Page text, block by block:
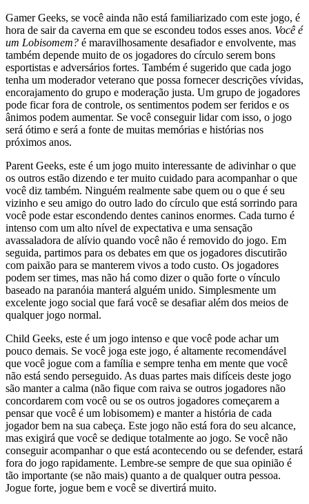
Gamer Geeks, se você ainda não está familiarizado com este jogo, é
hora de sair da caverna em que se escondeu todos esses anos. Você é
um Lobisomem? é maravilhosamente desafiador e envolvente, mas
também depende muito de os jogadores do círculo serem bons
esportistas e adversários fortes. Também é sugerido que cada jogo
tenha um moderador veterano que possa fornecer descrições vívidas,
encorajamento do grupo e moderação justa. Um grupo de jogadores
pode ficar fora de controle, os sentimentos podem ser feridos e os
ânimos podem aumentar. Se você conseguir lidar com isso, o jogo
será ótimo e será a fonte de muitas memórias e histórias nos
próximos anos.
Parent Geeks, este é um jogo muito interessante de adivinhar o que
os outros estão dizendo e ter muito cuidado para acompanhar o que
você diz também. Ninguém realmente sabe quem ou o que é seu
vizinho e seu amigo do outro lado do círculo que está sorrindo para
você pode estar escondendo dentes caninos enormes. Cada turno é
intenso com um alto nível de expectativa e uma sensação
avassaladora de alívio quando você não é removido do jogo. Em
seguida, partimos para os debates em que os jogadores discutirão
com paixão para se manterem vivos a todo custo. Os jogadores
podem ser times, mas não há como dizer o quão forte o vínculo
baseado na paranóia manterá alguém unido. Simplesmente um
excelente jogo social que fará você se desafiar além dos meios de
qualquer jogo normal.
Child Geeks, este é um jogo intenso e que você pode achar um
pouco demais. Se você joga este jogo, é altamente recomendável
que você jogue com a família e sempre tenha em mente que você
não está sendo perseguido. As duas partes mais difíceis deste jogo
são manter a calma (não fique com raiva se outros jogadores não
concordarem com você ou se os outros jogadores começarem a
pensar que você é um lobisomem) e manter a história de cada
jogador bem na sua cabeça. Este jogo não está fora do seu alcance,
mas exigirá que você se dedique totalmente ao jogo. Se você não
conseguir acompanhar o que está acontecendo ou se defender, estará
fora do jogo rapidamente. Lembre-se sempre de que sua opinião é
tão importante (se não mais) quanto a de qualquer outra pessoa.
Jogue forte, jogue bem e você se divertirá muito.